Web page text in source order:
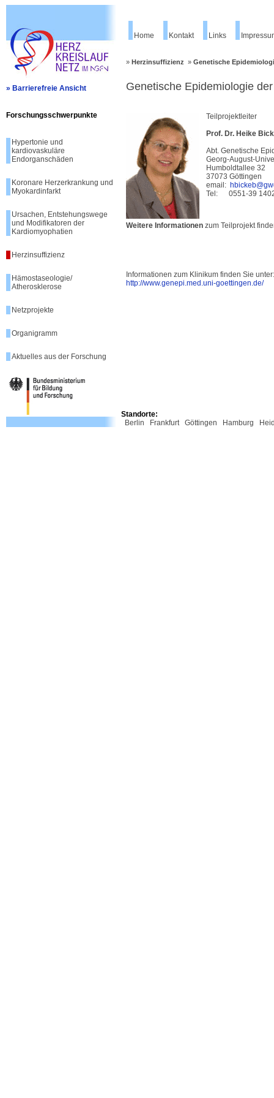
» Barrierefreie Ansicht
Forschungsschwerpunkte
Hypertonie und
kardiovaskuläre
Endorganschäden
Koronare Herzerkrankung und
Myokardinfarkt
Ursachen, Entstehungswege
und Modifikatoren der
Kardiomyophatien
Herzinsuffizienz
Hämostaseologie/
Atherosklerose
Netzprojekte
Organigramm
Aktuelles aus der Forschung
Home Kontakt Links
» Herzinsuffizienz » Genetische
Genetische Epidemiologie
Teilprojektleiter
Prof. Dr. Heike
Abt. Genetische
Georg-August-
Humboldtallee 32
37073 Göttingen
email:
Tel: 0551-39
Weitere Informationen zum Teilprojekt
Informationen zum Klinikum finden Sie unter:
http://www.genepi.med.uni-goettingen.de/
Standorte:
Berlin
Frankfurt Göttingen Hamburg